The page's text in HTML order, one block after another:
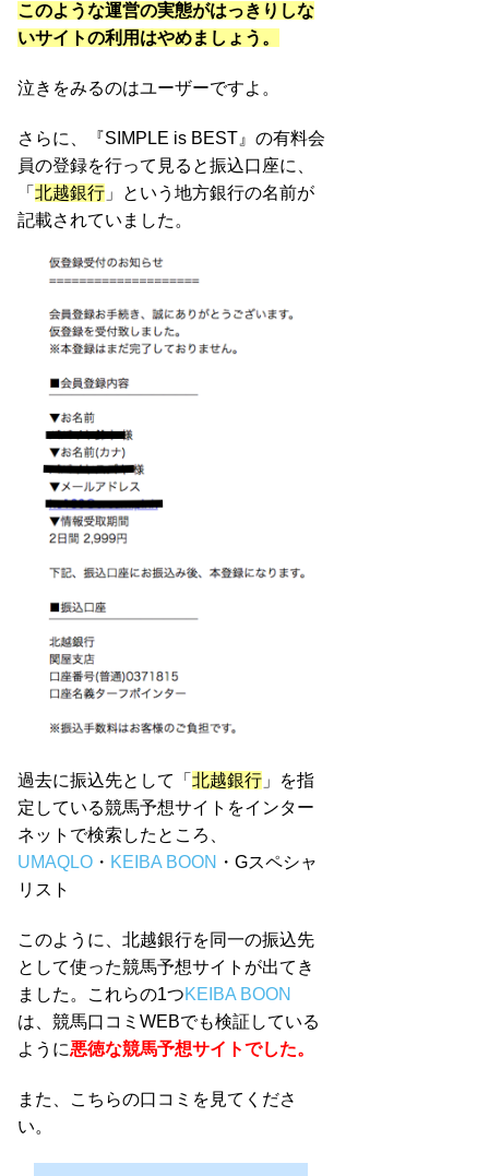
このような運営の実態がはっきりしな
いサイトの利用はやめましょう。
泣きをみるのはユーザーですよ。
さらに、『SIMPLE is BEST』の有料会
員の登録を行って見ると振込口座に、
「 北越銀行」という地方銀行の名前が
記載されていました。
過去に振込先として「 北越銀行」を指
定している競馬予想サイトをインター
ネットで検索したところ、
UMAQLO・ KEIBA BOON ・Gスペシャ
リスト
このように、北越銀行を同一の振込先
として使った競馬予想サイトが出てき
ました。これらの1つKEIBA BOON
は、競馬口コミWEBでも検証している
ように悪徳な競馬予想サイトでした。
また、こちらの口コミを見てくださ
い。